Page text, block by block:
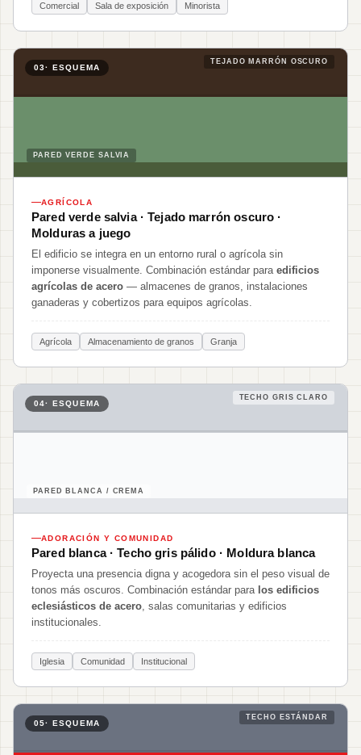
Comercial Sala de exposición Minorista
03· ESQUEMA
TEJADO MARRÓN OSCURO
PARED VERDE SALVIA
AGRÍCOLA
Pared verde salvia · Tejado marrón oscuro ·
Molduras a juego
El edificio se integra en un entorno rural o agrícola sin
imponerse visualmente. Combinación estándar para edificios
agrícolas de acero — almacenes de granos, instalaciones
ganaderas y cobertizos para equipos agrícolas.
Agrícola Almacenamiento de granos Granja
04· ESQUEMA
TECHO GRIS CLARO
PARED BLANCA / CREMA
ADORACIÓN Y COMUNIDAD
Pared blanca · Techo gris pálido · Moldura blanca
Proyecta una presencia digna y acogedora sin el peso visual de
tonos más oscuros. Combinación estándar para los edificios
eclesiásticos de acero, salas comunitarias y edificios
institucionales.
Iglesia Comunidad Institucional
05· ESQUEMA
TECHO ESTÁNDAR